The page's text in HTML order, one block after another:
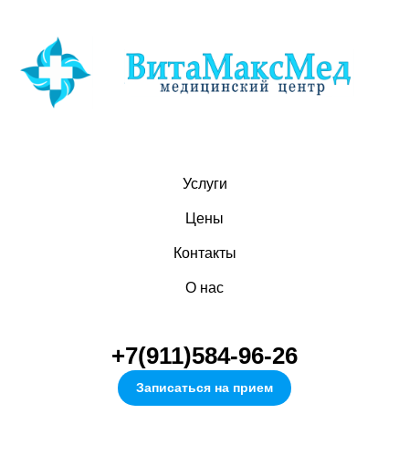
Услуги
Цены
Контакты
О нас
+7(911)584-96-26
Записаться на прием